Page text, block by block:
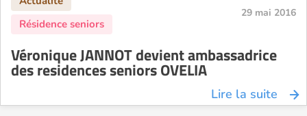
29 mai 2016
Véronique JANNOT devient ambassadrice
des residences seniors OVELIA
Lire la suite